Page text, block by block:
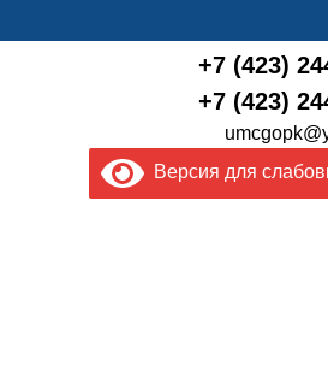
+7 (423)
+7 (423)
Версия для